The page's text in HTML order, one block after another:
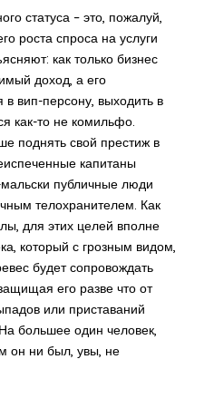
статуса – это, пожалуй,
роста спроса на услуги
как только бизнес
доход, а его
вип-персону, выходить в
как-то не комильфо.
поднять свой престиж в
капитаны
публичные люди
телохранителем. Как
для этих целей вполне
который с грозным видом,
будет сопровождать
его разве что от
или приставаний
большее один человек,
он ни был, увы, не